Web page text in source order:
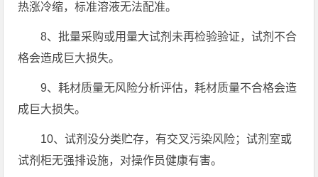
热涨冷缩，标准溶液无法配准。
8、批量采购或用量大试剂未再检验验证，试剂不合
格会造成巨大损失。
9、耗材质量无风险分析评估，耗材质量不合格会造
成巨大损失。
10、试剂没分类贮存，有交叉污染风险；试剂室或
试剂柜无强排设施，对操作员健康有害。